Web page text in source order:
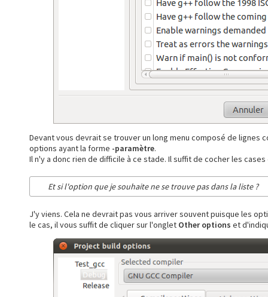
Devant vous devrait se trouver un long menu composé de lignes
options ayant la forme -paramètre.
Il n'y a donc rien de difficile à ce stade. Il suffit de cocher les
Et si l'option que je souhaite ne se trouve pas dans la liste ?
J'y viens. Cela ne devrait pas vous arriver souvent puisque les
le cas, il vous suffit de cliquer sur l'onglet Other options et